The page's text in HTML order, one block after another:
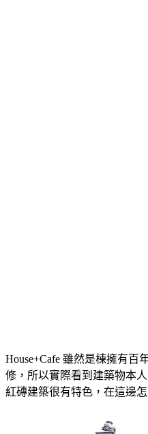
House+Cafe 雖然是棟擁有百
修，所以實際看到建築物本
紅磚建築很有特色，在這邊